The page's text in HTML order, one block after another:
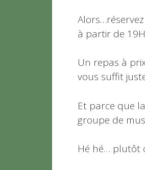
à partir de
Un repas à
vous suffit
Et parce que
groupe de
Hé hé… plutôt